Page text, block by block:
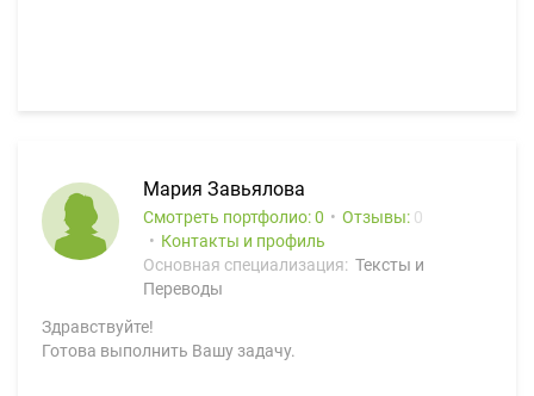
Мария Завьялова
Смотреть портфолио: 0 Отзывы: 0
Контакты и профиль
Основная специализация: Тексты и
Переводы
Здравствуйте!
Готова выполнить Вашу задачу.